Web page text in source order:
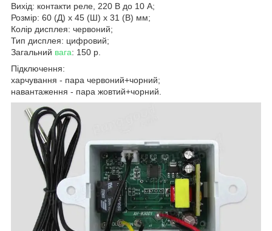
Вихід: контакти реле, 220 В до 10 А;
Розмір: 60 (Д) x 45 (Ш) х 31 (В) мм;
Колір дисплея: червоний;
Тип дисплея: цифровий;
Загальний вага: 150 р.
Підключення:
харчування - пара червоний+чорний;
навантаження - пара жовтий+чорний.